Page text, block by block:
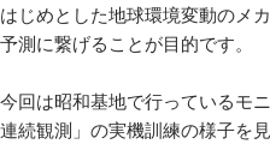
はじめとした地球環境変動のメ
予測に繋げることが目的です。
今回は昭和基地で行っているモ
連続観測」の実機訓練の様子を